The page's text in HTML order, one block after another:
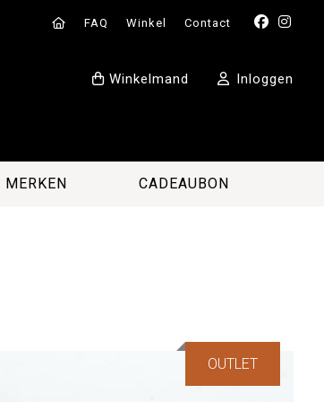
FAQ Winkel Contact
Inloggen
Winkelmand
MERKEN CADEAUBON
OUTLET